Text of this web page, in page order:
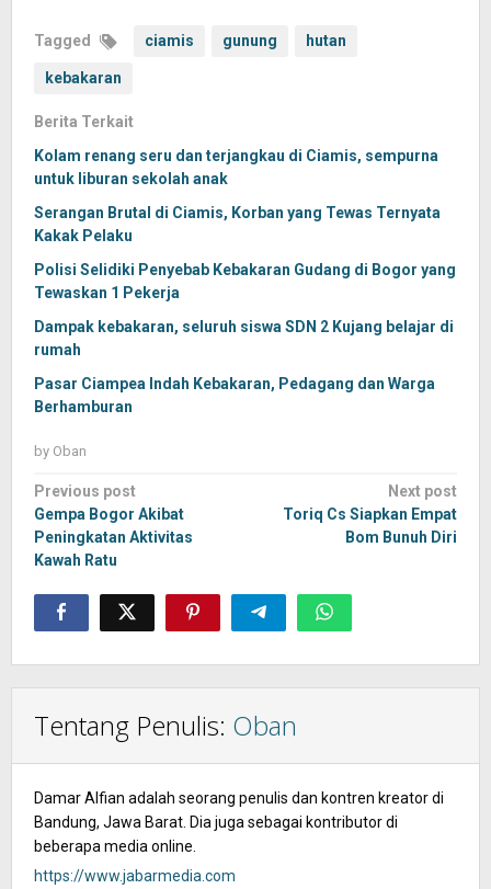
Tagged ciamis gunung hutan
kebakaran
Berita Terkait
Kolam renang seru dan terjangkau di Ciamis, sempurna
untuk liburan sekolah anak
Serangan Brutal di Ciamis, Korban yang Tewas Ternyata
Kakak Pelaku
Polisi Selidiki Penyebab Kebakaran Gudang di Bogor yang
Tewaskan 1 Pekerja
Dampak kebakaran, seluruh siswa SDN 2 Kujang belajar di
rumah
Pasar Ciampea Indah Kebakaran, Pedagang dan Warga
Berhamburan
by Oban
Post
navigation
Previous post
Gempa Bogor Akibat
Peningkatan Aktivitas
Kawah Ratu
Next post
Toriq Cs Siapkan Empat
Bom Bunuh Diri
Tentang Penulis: Oban
Damar Alfian adalah seorang penulis dan kontren kreator di
Bandung, Jawa Barat. Dia juga sebagai kontributor di
beberapa media online.
https://www.jabarmedia.com